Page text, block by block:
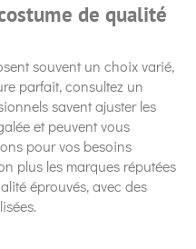
de qualité
souvent un choix varié,
parfait, consultez un
savent ajuster les
et peuvent vous
pour vos besoins
plus les marques réputées
éprouvés, avec des